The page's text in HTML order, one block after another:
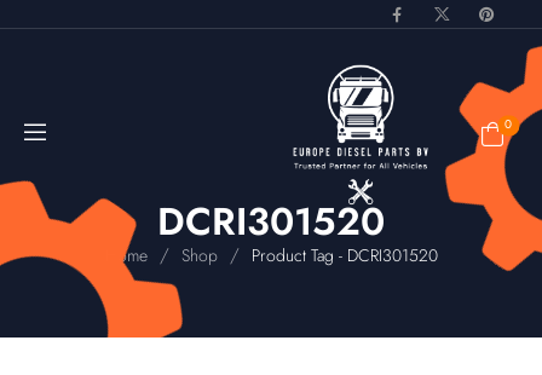
0
DCRI301520
Home / Shop / Product Tag - DCRI301520